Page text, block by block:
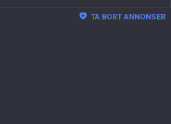
TA BORT ANNONSER